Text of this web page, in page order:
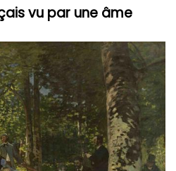
vu par une âme